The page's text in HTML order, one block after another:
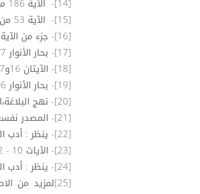
[14]- الآية 186 من سورة البقرة.
[15]- الآية 53 من سورة الزمر.
[16]- جزء من الآية 53 من سورة الزمر.
[17]- بحار الأنوار 52/7.
[18]- الآيتان 16و17 من سورة السجدة.
[19]- بحار الأنوار 84/246.
[20]- نهج البلاغة،الخطبة 72،ص 100-101.
[21]- المصدر نفسه، الخطبة 23، ص 48-49.
[22]- ينظر : أدب الدعاء في نهج البلاغة - دراسة دلالية 178-179.
[23]- الآيات 10 - 12 من سورة نوح.
[24]- ينظر : أدب الدعاء في نهج البلاغة - دراسة دلالية 173.
[25]لمزيد من